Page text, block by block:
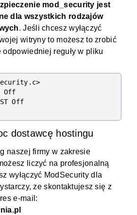
mod_security jest
dla wszystkich rodzajów
. Jeśli chcesz wyłączyć
witryny to możesz to zrobić
reguły w pliku
Off
Off
dostawcę hostingu
naszej firmy w zakresie
liczyć na profesjonalną
wyłączyć ModSecurity dla
ze skontaktujesz się z
e-mail: